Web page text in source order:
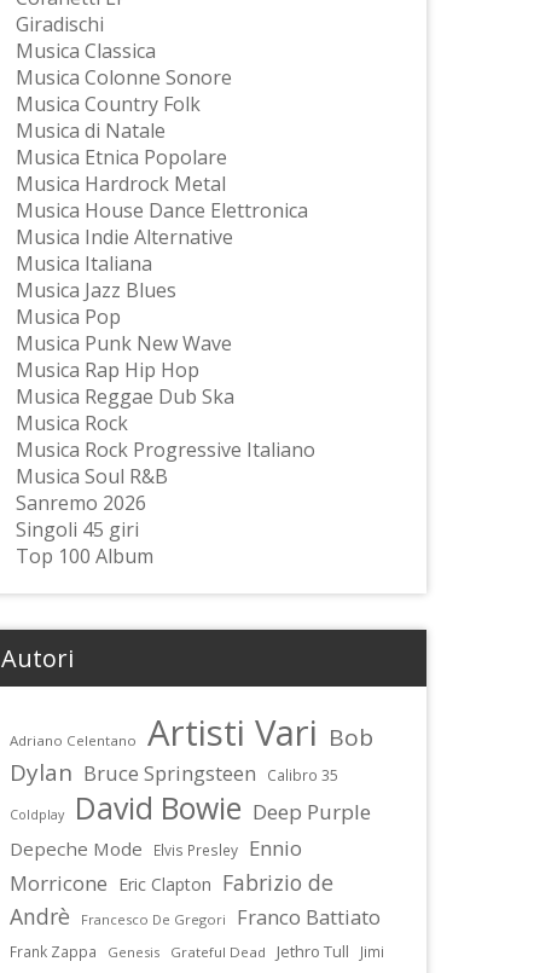
Giradischi
Musica Classica
Musica Colonne Sonore
Musica Country Folk
Musica di Natale
Musica Etnica Popolare
Musica Hardrock Metal
Musica House Dance Elettronica
Musica Indie Alternative
Musica Italiana
Musica Jazz Blues
Musica Pop
Musica Punk New Wave
Musica Rap Hip Hop
Musica Reggae Dub Ska
Musica Rock
Musica Rock Progressive Italiano
Musica Soul R&B
Sanremo 2026
Singoli 45 giri
Top 100 Album
Autori
Adriano Celentano Artisti Vari Bob
Dylan Bruce Springsteen Calibro 35
Coldplay David Bowie Deep Purple
Depeche Mode Elvis Presley
Ennio
Morricone Eric Clapton Fabrizio de
Andrè
Francesco De Gregori Franco Battiato
Frank Zappa Genesis Grateful Dead Jethro Tull
Jimi